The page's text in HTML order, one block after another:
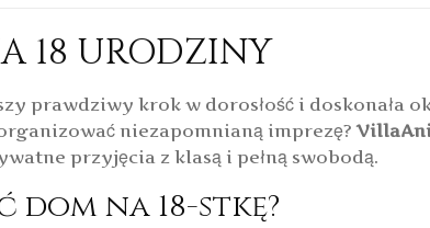
18 URODZINY
prawdziwy krok w dorosłość i doskonała
niezapomnianą imprezę?
przyjęcia z klasą i pełną swobodą.
na 18-stkę?